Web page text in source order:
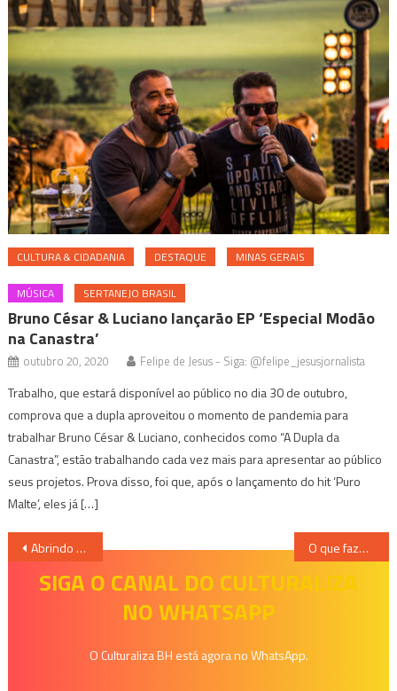
CULTURA & CIDADANIA DESTAQUE MINAS GERAIS
MÚSICA SERTANEJO BRASIL
Bruno César & Luciano lançarão EP ‘Especial Modão
na Canastra’
outubro 20, 2020 Felipe de Jesus - Siga: @felipe_jesusjornalista
Trabalho, que estará disponível ao público no dia 30 de outubro,
comprova que a dupla aproveitou o momento de pandemia para
trabalhar Bruno César & Luciano, conhecidos como “A Dupla da
Canastra”, estão trabalhando cada vez mais para apresentar ao público
seus projetos. Prova disso, foi que, após o lançamento do hit ‘Puro
Malte’, eles já […]
Navegação
Abrindo as cortinas: um guia para se dedicar ao teatro O que fazer em BH e região neste final de semana (03/02 e 04/02)? Confira 20 eventos ou mais!
SIGA O CANAL DO CULTURALIZA
NO WHATSAPP
O Culturaliza BH está agora no WhatsApp.